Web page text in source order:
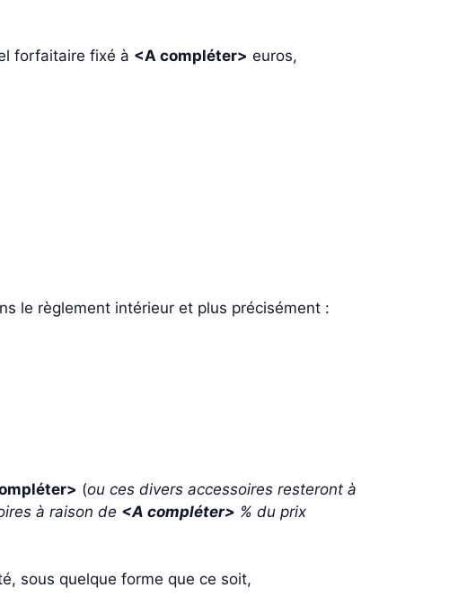
forfaitaire fixé à <A compléter> euros,
le règlement intérieur et plus précisément :
(ou ces divers accessoires resteront à
à raison de <A compléter> % du prix
sous quelque forme que ce soit,